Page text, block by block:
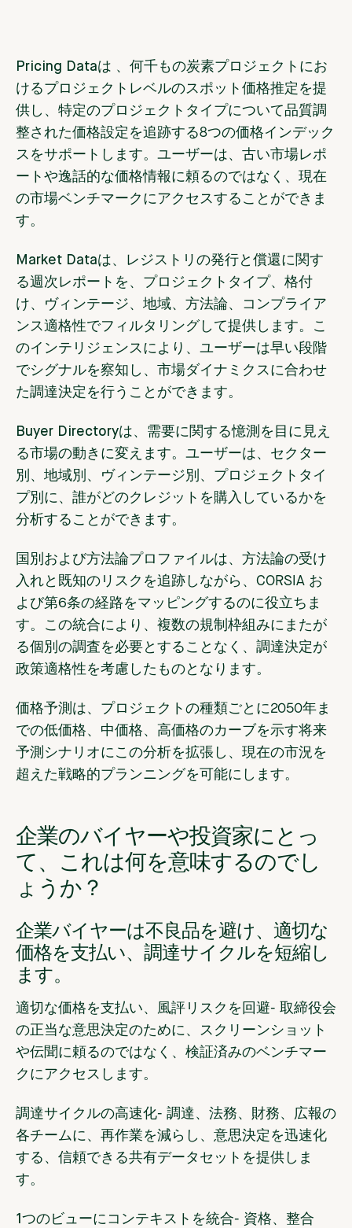
Pricing Dataは 、何千もの炭素プロジェクトにお
けるプロジェクトレベルのスポット価格推定を提
供し、特定のプロジェクトタイプについて品質調
整された価格設定を追跡する8つの価格インデック
スをサポートします。ユーザーは、古い市場レポ
ートや逸話的な価格情報に頼るのではなく、現在
の市場ベンチマークにアクセスすることができま
す。
Market Dataは、レジストリの発行と償還に関す
る週次レポートを、プロジェクトタイプ、格付
け、ヴィンテージ、地域、方法論、コンプライア
ンス適格性でフィルタリングして提供します。こ
のインテリジェンスにより、ユーザーは早い段階
でシグナルを察知し、市場ダイナミクスに合わせ
た調達決定を行うことができます。
Buyer Directoryは、需要に関する憶測を目に見え
る市場の動きに変えます。ユーザーは、セクター
別、地域別、ヴィンテージ別、プロジェクトタイ
プ別に、誰がどのクレジットを購入しているかを
分析することができます。
国別および方法論プロファイルは、方法論の受け
入れと既知のリスクを追跡しながら、CORSIA お
よび第6条の経路をマッピングするのに役立ちま
す。この統合により、複数の規制枠組みにまたが
る個別の調査を必要とすることなく、調達決定が
政策適格性を考慮したものとなります。
価格予測は、プロジェクトの種類ごとに2050年ま
での低価格、中価格、高価格のカーブを示す将来
予測シナリオにこの分析を拡張し、現在の市況を
超えた戦略的プランニングを可能にします。
企業のバイヤーや投資家にとっ
て、これは何を意味するのでし
ょうか？
企業バイヤーは不良品を避け、適切な
価格を支払い、調達サイクルを短縮し
ます。
適切な価格を支払い、風評リスクを回避- 取締役会
の正当な意思決定のために、スクリーンショット
や伝聞に頼るのではなく、検証済みのベンチマー
クにアクセスします。
調達サイクルの高速化- 調達、法務、財務、広報の
各チームに、再作業を減らし、意思決定を迅速化
する、信頼できる共有データセットを提供しま
す。
1つのビューにコンテキストを統合- 資格、整合